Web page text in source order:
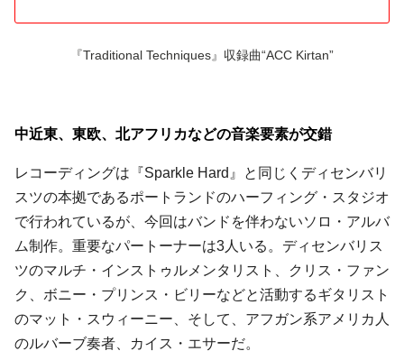
『Traditional Techniques』収録曲“ACC Kirtan”
中近東、東欧、北アフリカなどの音楽要素が交錯
レコーディングは『Sparkle Hard』と同じくディセンバリ
スツの本拠であるポートランドのハーフィング・スタジオ
で行われているが、今回はバンドを伴わないソロ・アルバ
ム制作。重要なパートーナーは3人いる。ディセンバリス
ツのマルチ・インストゥルメンタリスト、クリス・ファン
ク、ボニー・プリンス・ビリーなどと活動するギタリスト
のマット・スウィーニー、そして、アフガン系アメリカ人
のルバーブ奏者、カイス・エサーだ。